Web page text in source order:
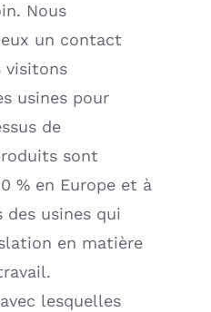
Nous
un contact
visitons
usines pour
de
sont
% en Europe et à
des usines qui
en matière
lesquelles